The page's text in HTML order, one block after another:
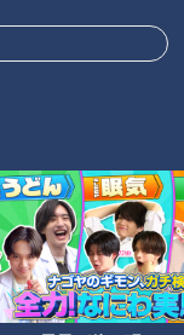
新司！青春を照らし